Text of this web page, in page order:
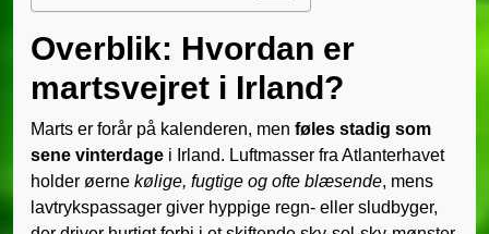
Overblik: Hvordan er
martsvejret i Irland?
Marts er forår på kalenderen, men føles stadig som
sene vinterdage i Irland. Luftmasser fra Atlanterhavet
holder øerne kølige, fugtige og ofte blæsende, mens
lavtryks­passager giver hyppige regn- eller sludbyger,